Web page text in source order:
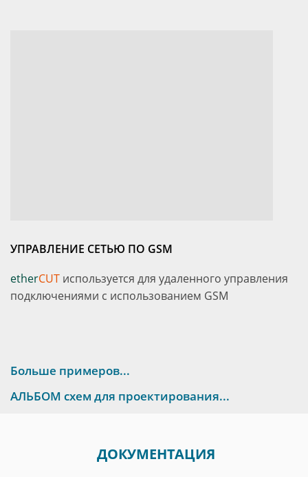
УПРАВЛЕНИЕ СЕТЬЮ ПО GSM
etherCUT используется для удаленного управления
подключениями с использованием GSM
Больше примеров...
АЛЬБОМ схем для проектирования...
ДОКУМЕНТАЦИЯ